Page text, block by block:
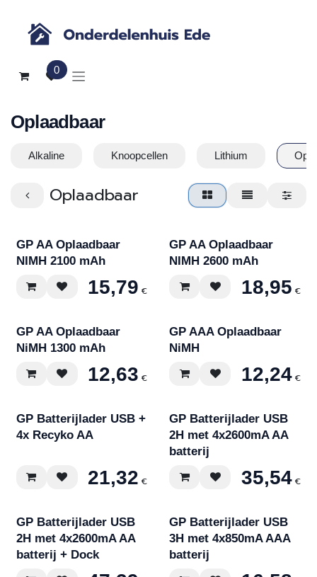
0
Oplaadbaar
Alkaline Knoopcellen Lithium
Oplaadbaar
GP AA Oplaadbaar
NIMH 2100 mAh
15,79 €
GP AA Oplaadbaar
NIMH 2600 mAh
18,95 €
GP AA Oplaadbaar
NiMH 1300 mAh
12,63 €
GP AAA Oplaadbaar
NiMH
12,24€
GP Batterijlader USB +
4x Recyko AA
21,32 €
GP Batterijlader USB
2H met 4x2600mA AA
batterij
35,54€
GP Batterijlader USB
2H met 4x2600mA AA
batterij + Dock
GP Batterijlader USB
3H met 4x850mA AAA
batterij